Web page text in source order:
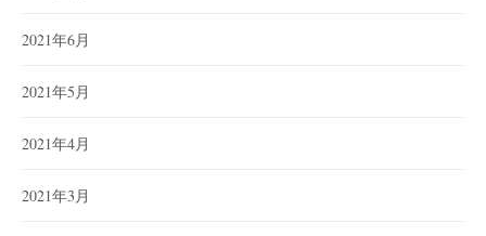
2021年6月
2021年5月
2021年4月
2021年3月